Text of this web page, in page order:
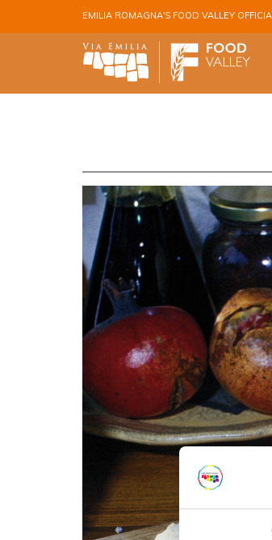
EMILIA ROMAGNA'S FOOD VALLEY